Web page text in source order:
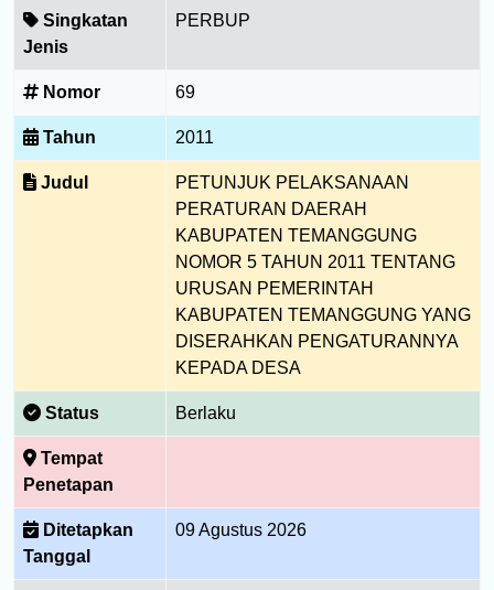
Singkatan
Jenis
PERBUP
Nomor 69
Tahun 2011
Judul
PETUNJUK PELAKSANAAN
PERATURAN DAERAH
KABUPATEN TEMANGGUNG
NOMOR 5 TAHUN 2011 TENTANG
URUSAN PEMERINTAH
KABUPATEN TEMANGGUNG YANG
DISERAHKAN PENGATURANNYA
KEPADA DESA
Status Berlaku
Tempat
Penetapan
Ditetapkan
Tanggal
09 Agustus 2026